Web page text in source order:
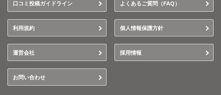
口コミ投稿ガイドライン よくあるご質問（FAQ）
利用規約 個人情報保護方針
運営会社 採用情報
お問い合わせ